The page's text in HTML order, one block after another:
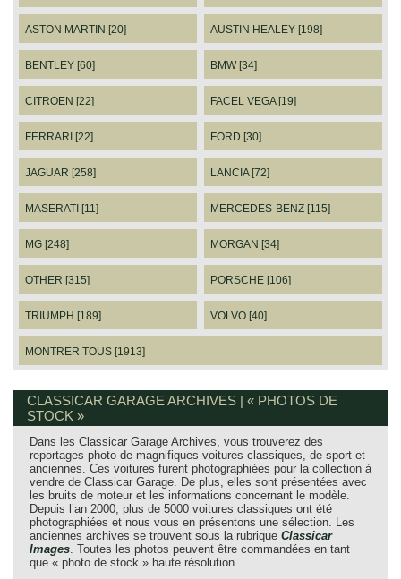
ASTON MARTIN [20] AUSTIN HEALEY [198]
BENTLEY [60] BMW [34]
CITROEN [22] FACEL VEGA [19]
FERRARI [22] FORD [30]
JAGUAR [258] LANCIA [72]
MASERATI [11] MERCEDES-BENZ [115]
MG [248] MORGAN [34]
OTHER [315] PORSCHE [106]
TRIUMPH [189] VOLVO [40]
MONTRER TOUS [1913]
CLASSICAR GARAGE ARCHIVES | « PHOTOS DE
STOCK »
Dans les Classicar Garage Archives, vous trouverez des
reportages photo de magnifiques voitures classiques, de sport et
anciennes. Ces voitures furent photographiées pour la collection à
vendre de Classicar Garage. De plus, elles sont présentées avec
les bruits de moteur et les informations concernant le modèle.
Depuis l’an 2000, plus de 5000 voitures classiques ont été
photographiées et nous vous en présentons une sélection. Les
anciennes archives se trouvent sous la rubrique Classicar
Images . Toutes les photos peuvent être commandées en tant
que « photo de stock » haute résolution.